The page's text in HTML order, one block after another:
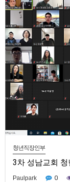
청년직장인부
3차 성남교회
Paulpark 0